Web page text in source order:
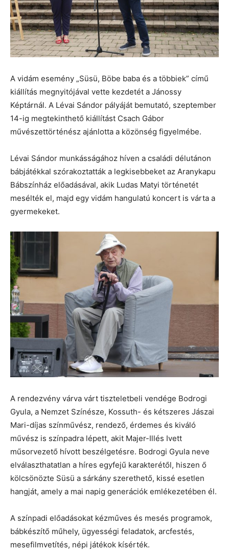
A vidám esemény „Süsü, Böbe baba és a többiek” című
kiállítás megnyitójával vette kezdetét a Jánossy
Képtárnál. A Lévai Sándor pályáját bemutató, szeptember
14-ig megtekinthető kiállítást Csach Gábor
művészettörténész ajánlotta a közönség figyelmébe.
Lévai Sándor munkásságához híven a családi délutánon
bábjátékkal szórakoztatták a legkisebbeket az Aranykapu
Bábszínház előadásával, akik Ludas Matyi történetét
mesélték el, majd egy vidám hangulatú koncert is várta a
gyermekeket.
A rendezvény várva várt tiszteletbeli vendége Bodrogi
Gyula, a Nemzet Színésze, Kossuth- és kétszeres Jászai
Mari-díjas színművész, rendező, érdemes és kiváló
művész is színpadra lépett, akit Majer-Illés Ivett
műsorvezető hívott beszélgetésre. Bodrogi Gyula neve
elválaszthatatlan a híres egyfejű karakterétől, hiszen ő
kölcsönözte Süsü a sárkány szerethető, kissé esetlen
hangját, amely a mai napig generációk emlékezetében él.
A színpadi előadásokat kézműves és mesés programok,
bábkészítő műhely, ügyességi feladatok, arcfestés,
mesefilmvetítés, népi játékok kísérték.